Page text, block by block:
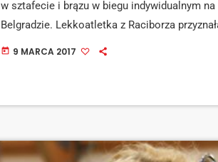
w sztafecie i brązu w biegu indywidualnym
Belgradzie. Lekkoatletka z Raciborza
dotychczasowej karierze sportowej.
today 9 MARCA 2017